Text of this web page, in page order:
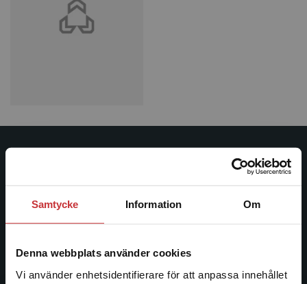
Samtycke Information Om
Denna webbplats använder cookies
Vi använder enhetsidentifierare för att anpassa innehållet
ledande utbildningsförlag. Med läromedel, kurslitteratur,
facklitteratur, utbildningar och digitala
längs hela kunskapsresan.